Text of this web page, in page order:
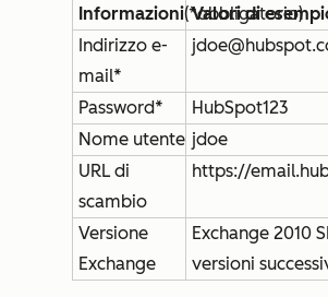
Informazioni(*obbligatorio)
Valori di
Indirizzo e-
mail*
Password*
HubSpot123
Nome utente jdoe
URL di
scambio
https://
Versione
Exchange
Exchange 2010
versioni